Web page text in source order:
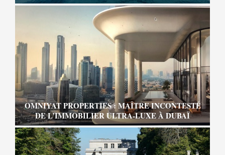
OMNIYAT PROPERTIES : MAÎTRE INCONTESTÉ
DE L’IMMOBILIER ULTRA-LUXE À DUBAÏ